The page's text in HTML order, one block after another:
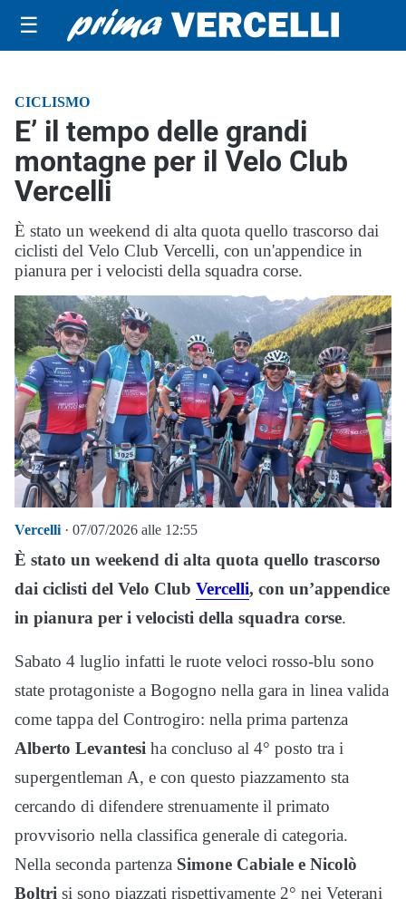
☰
CICLISMO
E’ il tempo delle grandi
montagne per il Velo Club
Vercelli
È stato un weekend di alta quota quello trascorso dai
ciclisti del Velo Club Vercelli, con un'appendice in
pianura per i velocisti della squadra corse.
Vercelli · 07/07/2026 alle 12:55
È stato un weekend di alta quota quello trascorso
dai ciclisti del Velo Club Vercelli, con un’appendice
in pianura per i velocisti della squadra corse.
Sabato 4 luglio infatti le ruote veloci rosso-blu sono
state protagoniste a Bogogno nella gara in linea valida
come tappa del Controgiro: nella prima partenza
Alberto Levantesi ha concluso al 4° posto tra i
supergentleman A, e con questo piazzamento sta
cercando di difendere strenuamente il primato
provvisorio nella classifica generale di categoria.
Nella seconda partenza Simone Cabiale e Nicolò
Boltri si sono piazzati rispettivamente 2° nei Veterani